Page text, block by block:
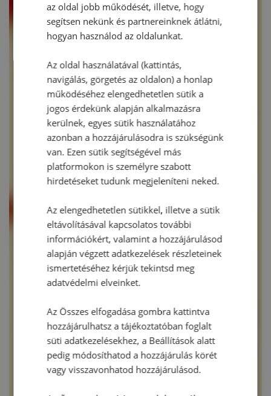
az oldal jobb működését, illetve, hogy
segítsen nekünk és partnereinknek átlátni,
hogyan használod az oldalunkat.
Az oldal használatával (kattintás,
navigálás, görgetés az oldalon) a honlap
működéséhez elengedhetetlen sütik a
jogos érdekünk alapján alkalmazásra
kerülnek, egyes sütik használatához
azonban a hozzájárulásodra is szükségünk
van. Ezen sütik segítségével más
platformokon is személyre szabott
hirdetéseket tudunk megjeleníteni neked.
Az elengedhetetlen sütikkel, illetve a sütik
eltávolításával kapcsolatos további
információkért, valamint a hozzájárulásod
alapján végzett adatkezelések részleteinek
ismertetéséhez kérjük tekintsd meg
adatvédelmi elveinket.
Az Összes elfogadása gombra kattintva
hozzájárulhatsz a tájékoztatóban foglalt
süti adatkezelésekhez, a Beállítások alatt
pedig módosíthatod a hozzájárulás körét
vagy visszavonhatod hozzájárulásod.